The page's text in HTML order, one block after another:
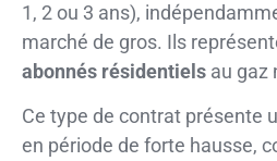
1, 2 ou 3 ans),
marché de gros. Ils
abonnés résidentiels au gaz
Ce type de contrat présente
en période de forte hausse,